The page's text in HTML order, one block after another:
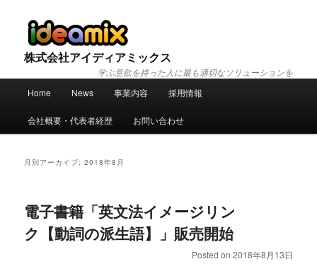
株式会社アイディアミックス
学ぶ意欲を持った人に最も適切なソリューションを
メ
イ
ン
サ
ブ
テ
Home News 事業内容 採用情報
会社概要・代表者経歴 お問い合わせ
月別アーカイブ:2018年8月
電子書籍「英文法イメージリン
ク【動詞の派生語】」販売開始
Posted on 2018年8月13日